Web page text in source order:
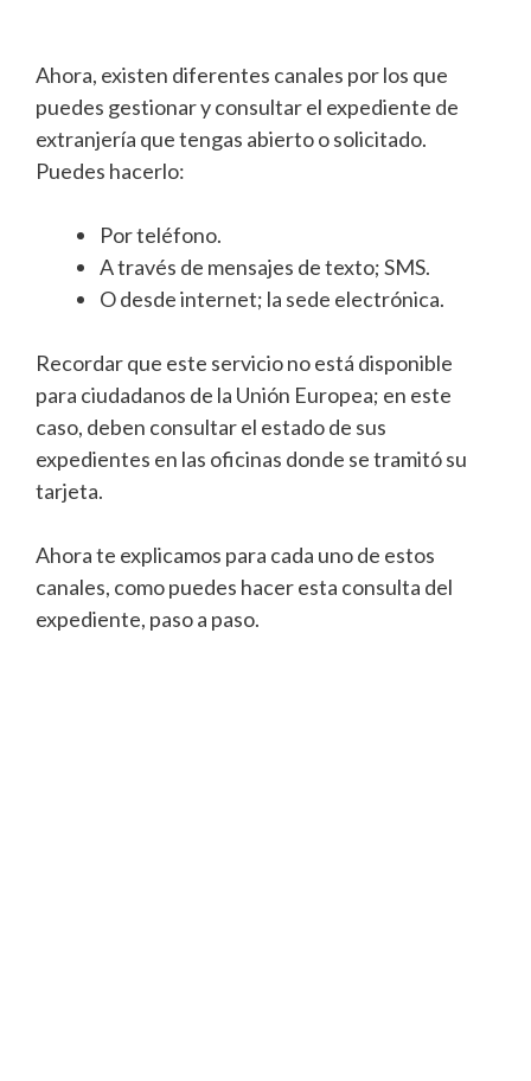
Ahora, existen diferentes canales por los que
puedes gestionar y consultar el expediente de
extranjería que tengas abierto o solicitado.
Puedes hacerlo:
Por teléfono.
A través de mensajes de texto; SMS.
O desde internet; la sede electrónica.
Recordar que este servicio no está disponible
para ciudadanos de la Unión Europea; en este
caso, deben consultar el estado de sus
expedientes en las oficinas donde se tramitó su
tarjeta.
Ahora te explicamos para cada uno de estos
canales, como puedes hacer esta consulta del
expediente, paso a paso.